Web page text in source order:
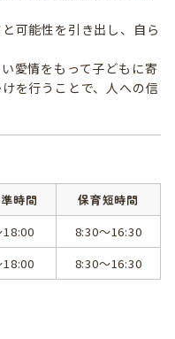
可能性を引き出し、自ら
愛情をもって子どもに寄
を行うことで、人への信
時間
保育短時間
8:30～16:30
8:30～16:30